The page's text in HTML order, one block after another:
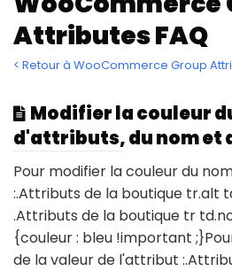
Attributes FAQ
< Retour à WooCommerce Group
Modifier la couleur
d'attributs, du nom et
Pour modifier la couleur du
:.Attributs de la boutique tr.alt
.Attributs de la boutique tr
{couleur : bleu !important
de la valeur de l'attribut